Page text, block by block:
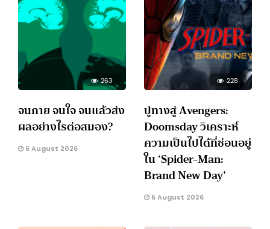
263
จนกาย จนใจ จนแล้วส่ง
ผลอย่างไรต่อสมอง?
6 August 2026
228
ปูทางสู่ Avengers:
Doomsday วิเคราะห์
ความเป็นไปได้ที่ซ่อนอยู่
ใน ‘Spider-Man:
Brand New Day’
5 August 2026